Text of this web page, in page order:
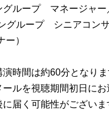
ループ マネージャー
ループ シニアコンサ
）
時間は約60分となりま
ルを視聴期間初日にお
届く可能性がございま